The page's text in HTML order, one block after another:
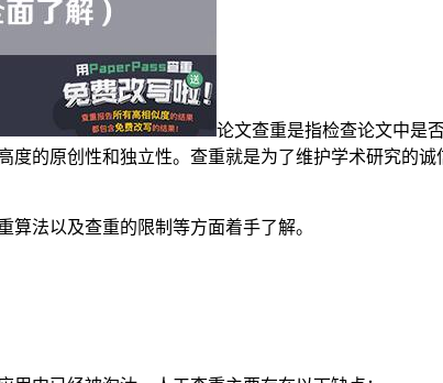
论文查重是指检查论文中是
度的原创性和独立性。查重就是为了维护学术研究的
法以及查重的限制等方面着手了解。